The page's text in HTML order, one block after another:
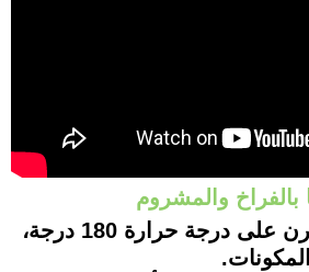
والمشروم
1-نقوم بتسخين الفرن على درجة حرارة 180 درجة،